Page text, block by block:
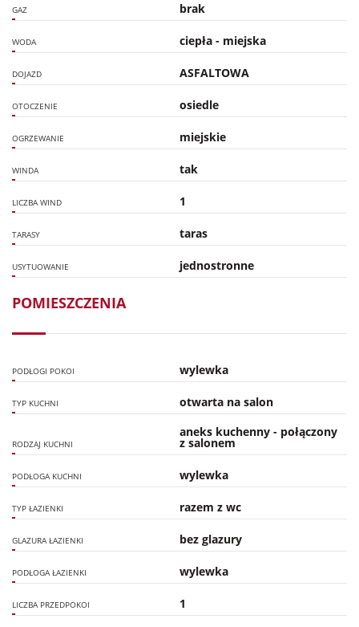
GAZ brak
WODA ciepła - miejska
DOJAZD ASFALTOWA
OTOCZENIE osiedle
OGRZEWANIE miejskie
WINDA tak
LICZBA WIND 1
TARASY taras
USYTUOWANIE jednostronne
POMIESZCZENIA
PODŁOGI POKOI wylewka
TYP KUCHNI otwarta na salon
RODZAJ KUCHNI
aneks kuchenny - połączony
z salonem
PODŁOGA KUCHNI wylewka
TYP ŁAZIENKI razem z wc
GLAZURA ŁAZIENKI bez glazury
PODŁOGA ŁAZIENKI wylewka
LICZBA PRZEDPOKOI 1